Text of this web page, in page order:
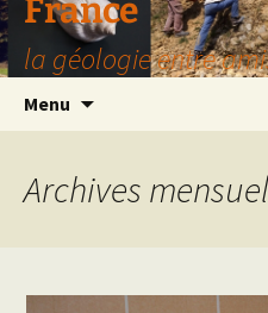
contenu
France
la géologie entre
Menu
Archives